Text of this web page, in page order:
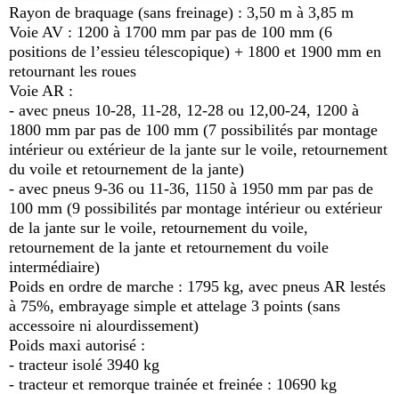
Rayon de braquage (sans freinage) : 3,50 m à 3,85 m
Voie AV : 1200 à 1700 mm par pas de 100 mm (6
positions de l’essieu télescopique) + 1800 et 1900 mm en
retournant les roues
Voie AR :
- avec pneus 10-28, 11-28, 12-28 ou 12,00-24, 1200 à
1800 mm par pas de 100 mm (7 possibilités par montage
intérieur ou extérieur de la jante sur le voile, retournement
du voile et retournement de la jante)
- avec pneus 9-36 ou 11-36, 1150 à 1950 mm par pas de
100 mm (9 possibilités par montage intérieur ou extérieur
de la jante sur le voile, retournement du voile,
retournement de la jante et retournement du voile
intermédiaire)
Poids en ordre de marche : 1795 kg, avec pneus AR lestés
à 75%, embrayage simple et attelage 3 points (sans
accessoire ni alourdissement)
Poids maxi autorisé :
- tracteur isolé 3940 kg
- tracteur et remorque trainée et freinée : 10690 kg